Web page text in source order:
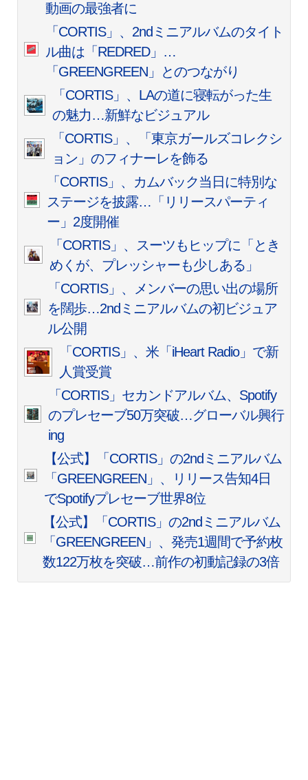
動画の最強者に
「CORTIS」、2ndミニアルバムのタイト
ル曲は「REDRED」…
「GREENGREEN」とのつながり
「CORTIS」、LAの道に寝転がった生
の魅力…新鮮なビジュアル
「CORTIS」、「東京ガールズコレクシ
ョン」のフィナーレを飾る
「CORTIS」、カムバック当日に特別な
ステージを披露…「リリースパーティ
ー」2度開催
「CORTIS」、スーツもヒップに「とき
めくが、プレッシャーも少しある」
「CORTIS」、メンバーの思い出の場所
を闊歩…2ndミニアルバムの初ビジュア
ル公開
「CORTIS」、米「iHeart Radio」で新
人賞受賞
「CORTIS」セカンドアルバム、Spotify
のプレセーブ50万突破…グローバル興行
ing
【公式】「CORTIS」の2ndミニアルバム
「GREENGREEN」、リリース告知4日
でSpotifyプレセーブ世界8位
【公式】「CORTIS」の2ndミニアルバム
「GREENGREEN」、発売1週間で予約枚
数122万枚を突破…前作の初動記録の3倍